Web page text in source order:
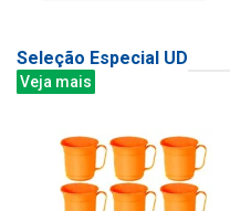
Seleção Especial UD
Veja mais